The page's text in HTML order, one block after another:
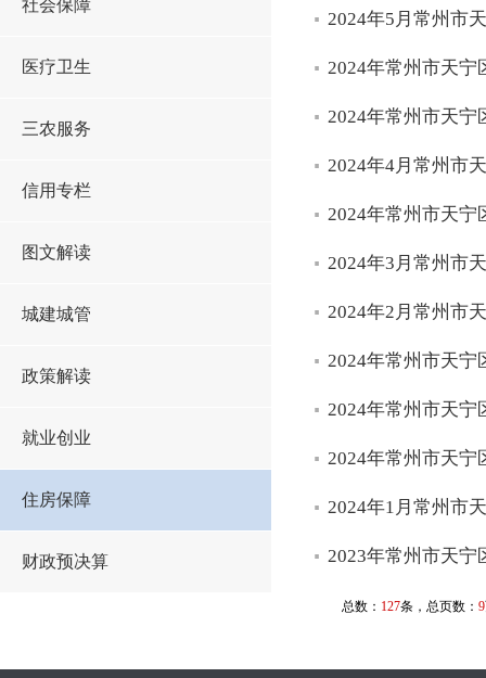
社会保障
医疗卫生
三农服务
信用专栏
图文解读
城建城管
政策解读
就业创业
住房保障
财政预决算
2024年5月常州市
2024年常州市天宁
2024年常州市天宁
2024年4月常州市
2024年常州市天宁
2024年3月常州市
2024年2月常州市
2024年常州市天宁
2024年常州市天宁
2024年常州市天宁
2024年1月常州市
2023年常州市天宁
总数： 127条，总页数： 9